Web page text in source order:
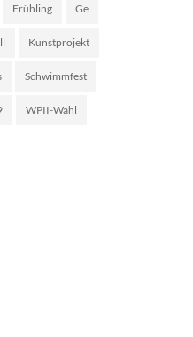
Frühling Ge
Kunstprojekt
Schwimmfest
WPII-Wahl